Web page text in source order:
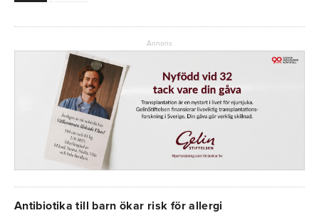
Annons
Antibiotika till barn ökar risk för allergi